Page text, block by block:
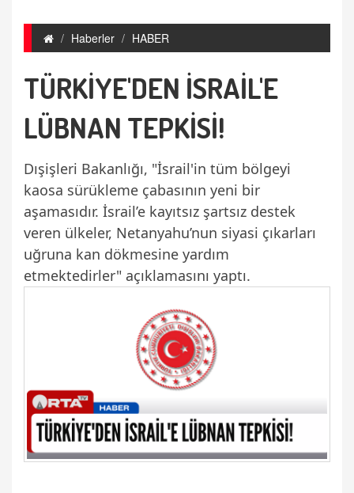
Haberler HABER
TÜRKİYE'DEN İSRAİL'E
LÜBNAN TEPKİSİ!
Dışişleri Bakanlığı, "İsrail'in tüm bölgeyi
kaosa sürükleme çabasının yeni bir
aşamasıdır. İsrail’e kayıtsız şartsız destek
veren ülkeler, Netanyahu’nun siyasi çıkarları
uğruna kan dökmesine yardım
etmektedirler" açıklamasını yaptı.